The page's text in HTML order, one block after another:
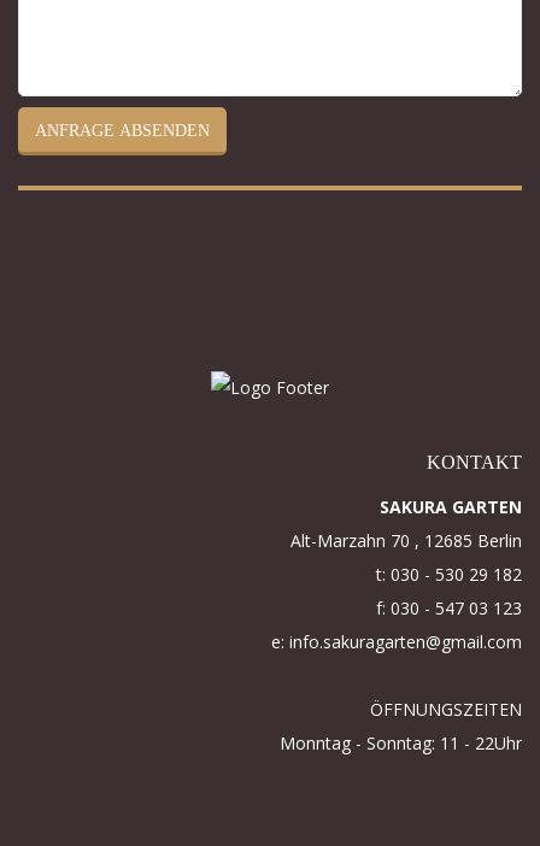
ANFRAGE ABSENDEN
KONTAKT
SAKURA GARTEN
Alt-Marzahn 70 , 12685 Berlin
t: 030 - 530 29 182
f: 030 - 547 03 123
e: info.sakuragarten@gmail.com
ÖFFNUNGSZEITEN
Monntag - Sonntag: 11 - 22Uhr